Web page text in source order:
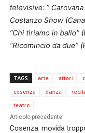
televisive: ” Carovana
Costanzo Show
“Chi tiriamo in ballo”
“Ricomincio da due”
TAGS arte attori
cosenza
danza
teatro
Articolo precedente
Cosenza: movida